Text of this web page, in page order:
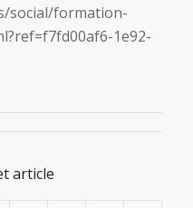
social/formation-
1e92-
article